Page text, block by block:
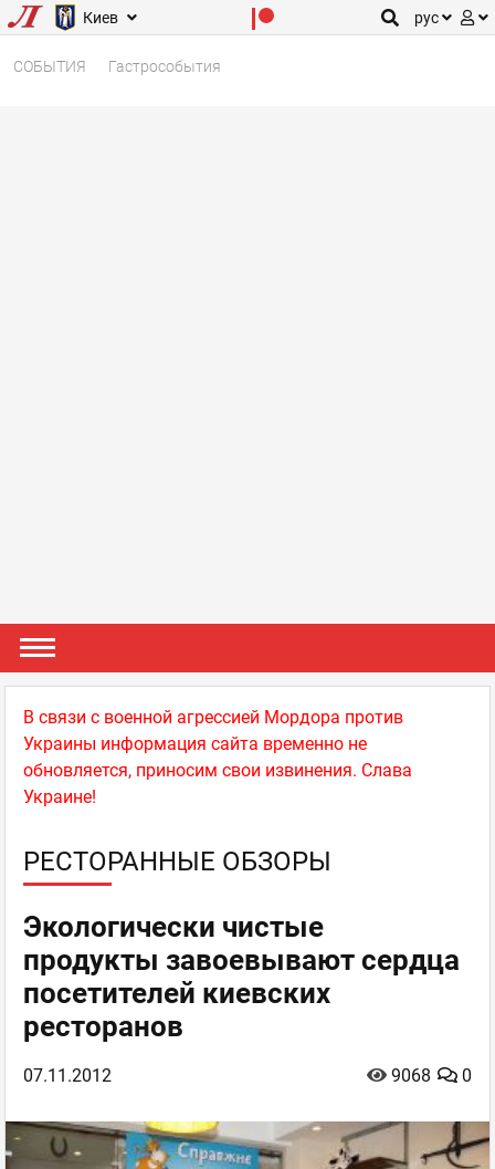
Киев рус
СОБЫТИЯ Гастрособытия
В связи с военной агрессией Мордора против
Украины информация сайта временно не
обновляется, приносим свои извинения. Слава
Украине!
РЕСТОРАННЫЕ ОБЗОРЫ
Экологически чистые
продукты завоевывают сердца
посетителей киевских
ресторанов
07.11.2012 0
9068